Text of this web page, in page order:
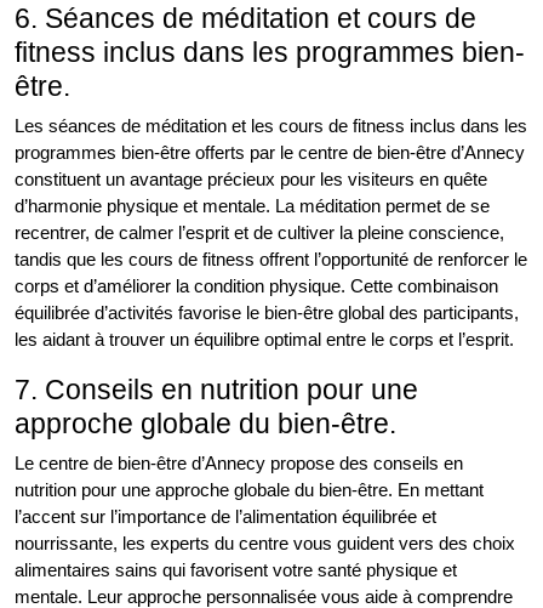
6. Séances de méditation et cours de
fitness inclus dans les programmes bien-
être.
Les séances de méditation et les cours de fitness inclus dans les
programmes bien-être offerts par le centre de bien-être d’Annecy
constituent un avantage précieux pour les visiteurs en quête
d’harmonie physique et mentale. La méditation permet de se
recentrer, de calmer l’esprit et de cultiver la pleine conscience,
tandis que les cours de fitness offrent l’opportunité de renforcer le
corps et d’améliorer la condition physique. Cette combinaison
équilibrée d’activités favorise le bien-être global des participants,
les aidant à trouver un équilibre optimal entre le corps et l’esprit.
7. Conseils en nutrition pour une
approche globale du bien-être.
Le centre de bien-être d’Annecy propose des conseils en
nutrition pour une approche globale du bien-être. En mettant
l’accent sur l’importance de l’alimentation équilibrée et
nourrissante, les experts du centre vous guident vers des choix
alimentaires sains qui favorisent votre santé physique et
mentale. Leur approche personnalisée vous aide à comprendre